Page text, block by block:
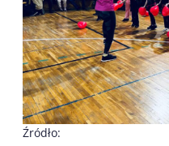
Źródło: